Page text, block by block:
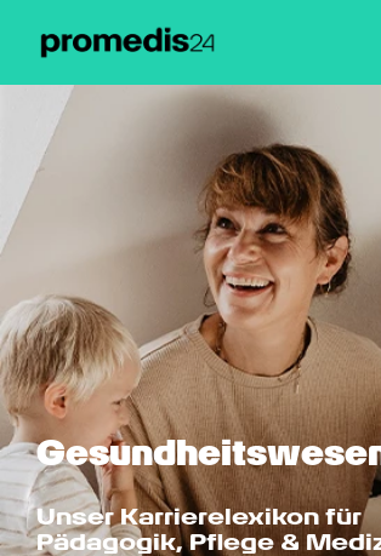
Unser Karrierelexikon für
Pädagogik, Pflege &